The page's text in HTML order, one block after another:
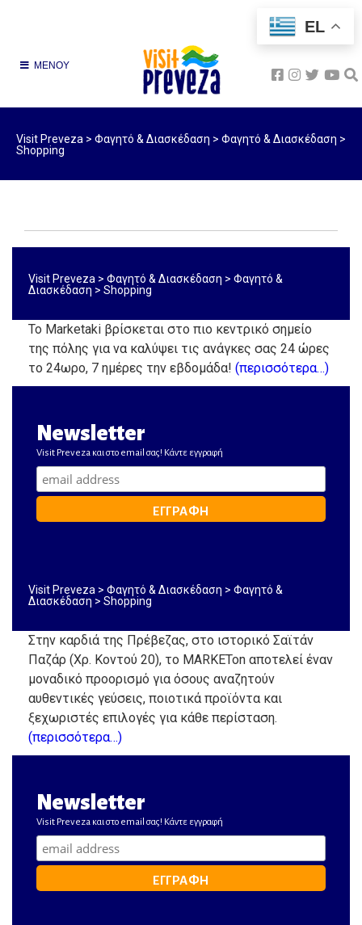
EL
ΜΕΝΟΥ
Visit Preveza > Φαγητό & Διασκέδαση > Φαγητό & Διασκέδαση >
Shopping
Visit Preveza > Φαγητό & Διασκέδαση > Φαγητό &
Διασκέδαση > Shopping
Το Marketaki βρίσκεται στο πιο κεντρικό σημείο
της πόλης για να καλύψει τις ανάγκες σας 24 ώρες
το 24ωρο, 7 ημέρες την εβδομάδα! (περισσότερα…)
Newsletter
Visit Preveza και στο email σας! Κάντε εγγραφή
Visit Preveza > Φαγητό & Διασκέδαση > Φαγητό &
Διασκέδαση > Shopping
Στην καρδιά της Πρέβεζας, στο ιστορικό Σαϊτάν
Παζάρ (Χρ. Κοντού 20), το MARKETon αποτελεί έναν
μοναδικό προορισμό για όσους αναζητούν
αυθεντικές γεύσεις, ποιοτικά προϊόντα και
ξεχωριστές επιλογές για κάθε περίσταση.
(περισσότερα…)
Newsletter
Visit Preveza και στο email σας! Κάντε εγγραφή